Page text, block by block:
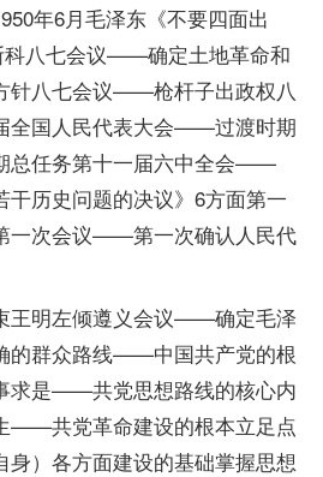
年6月毛泽东《不要四面出
八七会议——确定土地革命和
针八七会议——枪杆子出政权八
国人民代表大会——过渡时期
总任务第十一届六中全会——
干历史问题的决议》6方面第一
一次会议——第一次确认人民代
明左倾遵义会议——确定毛泽
的群众路线——中国共产党的根
求是——共党思想路线的核心内
——共党革命建设的根本立足点
）各方面建设的基础掌握思想